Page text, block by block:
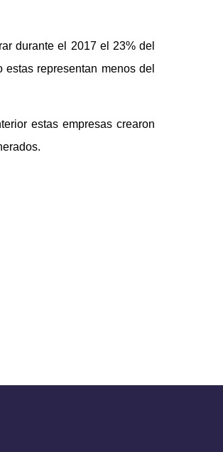
durante el 2017 el 23% del
representan menos del
estas empresas crearon